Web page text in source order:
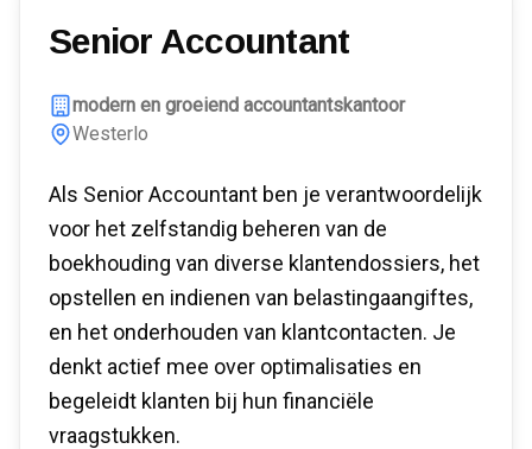
Senior Accountant
modern en groeiend accountantskantoor
Westerlo
Als Senior Accountant ben je verantwoordelijk
voor het zelfstandig beheren van de
boekhouding van diverse klantendossiers, het
opstellen en indienen van belastingaangiftes,
en het onderhouden van klantcontacten. Je
denkt actief mee over optimalisaties en
begeleidt klanten bij hun financiële
vraagstukken.